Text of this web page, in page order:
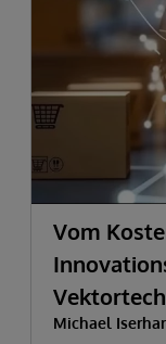
Vom
Michael